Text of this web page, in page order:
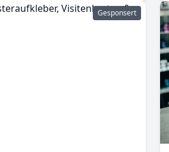
Gesponsert